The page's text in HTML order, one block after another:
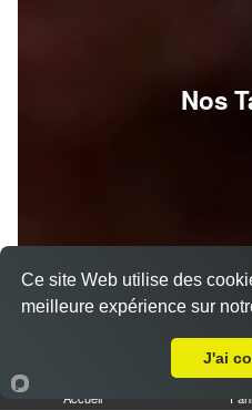
Nos
Accueil
Ce site Web utilise des
meilleure expérience sur
J'ai